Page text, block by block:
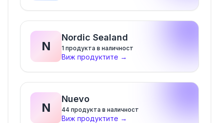
N
Nordic Sealand
1 продукта в наличност
Виж продуктите →
N
Nuevo
44 продукта в наличност
Виж продуктите →